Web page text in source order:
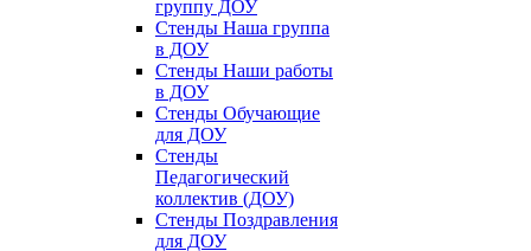
группу ДОУ
Стенды Наша группа
в ДОУ
Стенды Наши работы
в ДОУ
Стенды Обучающие
для ДОУ
Стенды
Педагогический
коллектив (ДОУ)
Стенды Поздравления
для ДОУ